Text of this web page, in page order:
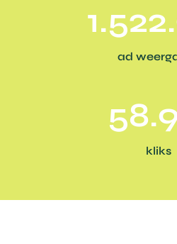
ad
kliks